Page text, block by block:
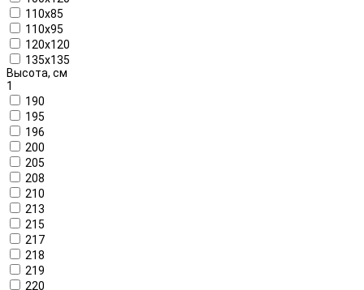
110x85
110x95
120x120
135x135
Высота, см
1
190
195
196
200
205
208
210
213
215
217
218
219
220